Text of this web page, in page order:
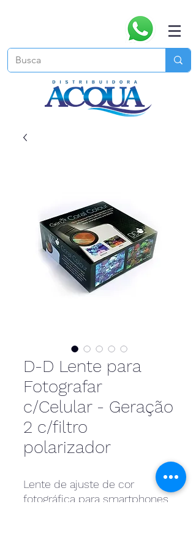
D-D Lente para
Fotografar
c/Celular - Geração
2 c/filtro
polarizador
Lente de ajuste de cor
fotográfica para smartphones